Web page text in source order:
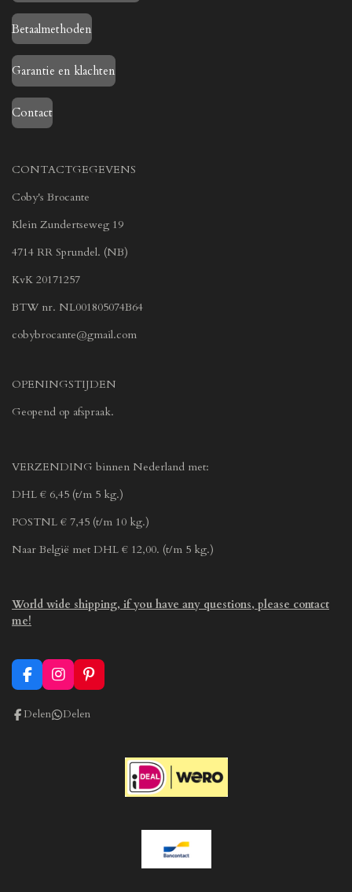
Betaalmethoden
Garantie en klachten
Contact
CONTACTGEGEVENS
Coby's Brocante
Klein Zundertseweg 19
4714 RR Sprundel. (NB)
KvK 20171257
BTW nr. NL001805074B64
cobybrocante@gmail.com
OPENINGSTIJDEN
Geopend op afspraak.
VERZENDING binnen Nederland met:
DHL € 6,45 (t/m 5 kg.)
POSTNL € 7,45 (t/m 10 kg.)
Naar België met DHL € 12,00. (t/m 5 kg.)
World wide shipping, if you have any questions, please contact
me!
F
a
c
I
n
s
t
P
i
n
Delen Delen